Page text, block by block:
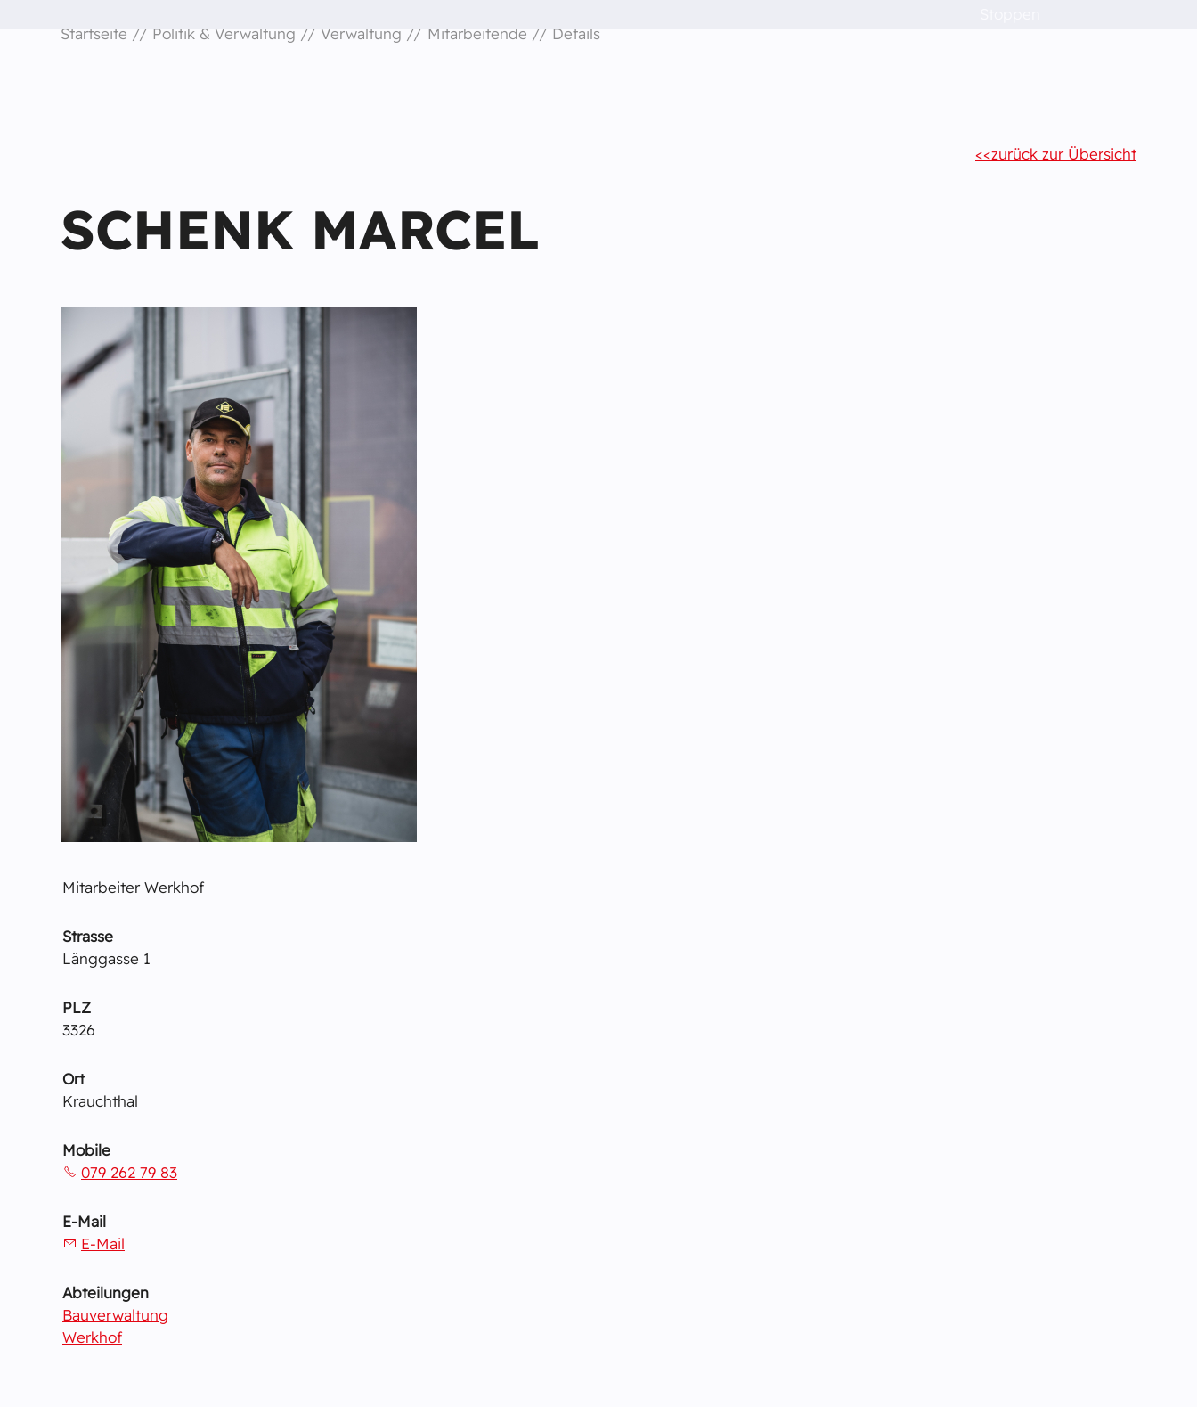
Startseite Politik & Verwaltung Verwaltung Mitarbeitende Details
zurück zur Übersicht
SCHENK MARCEL
Mitarbeiter Werkhof
Strasse
Länggasse 1
PLZ
3326
Ort
Krauchthal
Mobile
079 262 79 83
E-Mail
E-Mail
Abteilungen
Bauverwaltung
Werkhof